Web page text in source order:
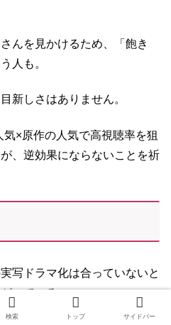
んを見かけるため、「飽き
人も。
新しさはありません。
×原作の人気で高視聴率を狙
、逆効果にならないことを祈
写ドラマ化は合っていないと
っている。
検索 トップ サイドバー